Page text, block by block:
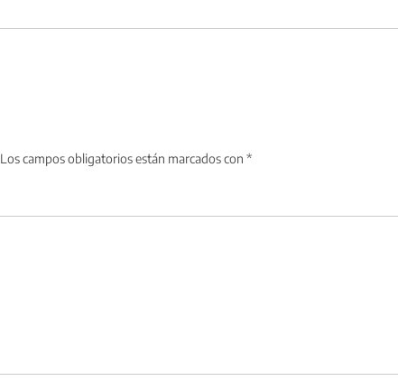
Los campos obligatorios están marcados con *